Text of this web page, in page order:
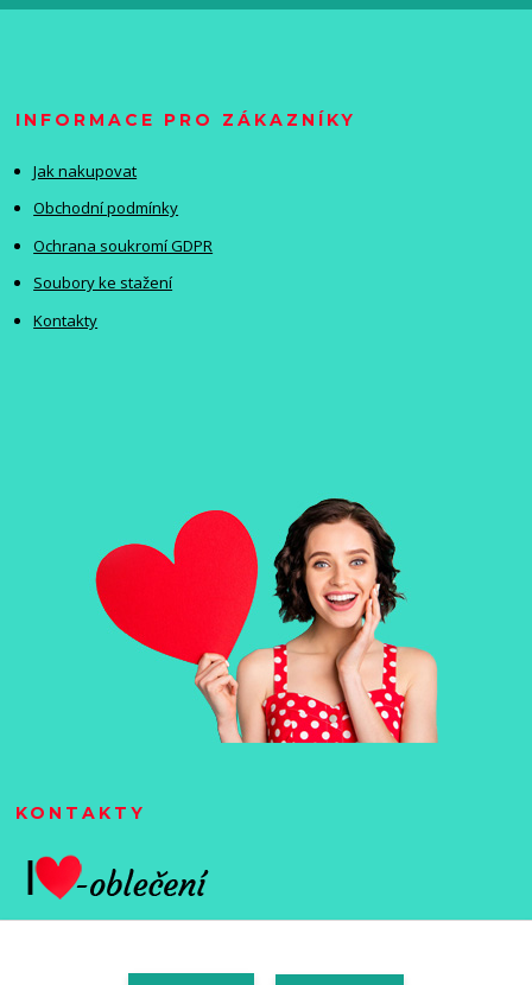
INFORMACE PRO ZÁKAZNÍKY
Jak nakupovat
Obchodní podmínky
Ochrana soukromí GDPR
Soubory ke stažení
Kontakty
KONTAKTY